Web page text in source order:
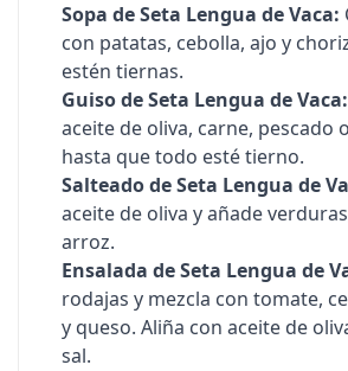
Sopa de Seta Lengua de Vaca:
con patatas, cebolla, ajo y
estén tiernas.
Guiso de Seta Lengua de Vaca:
aceite de oliva, carne, pescado
hasta que todo esté tierno.
Salteado de Seta Lengua de
aceite de oliva y añade
arroz.
Ensalada de Seta Lengua de
rodajas y mezcla con tomate,
y queso. Aliña con aceite de
sal.